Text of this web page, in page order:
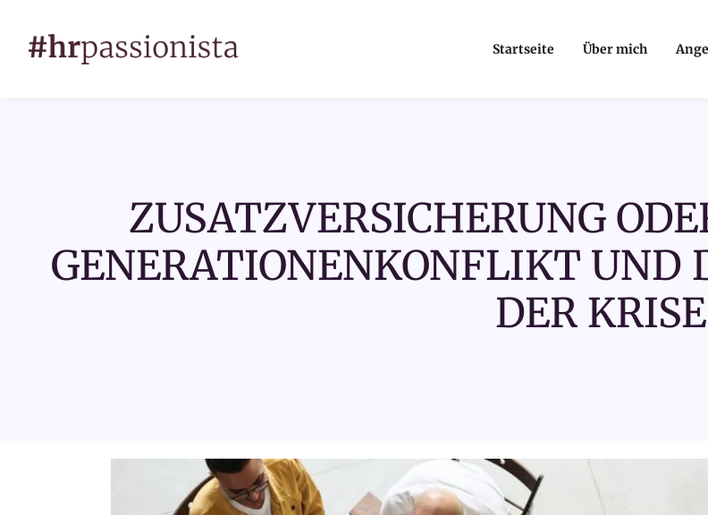
Startseite Über mich
ZUSATZVERSICHERUNG
GENERATIONENKONFLIKT UND
DER KRISE